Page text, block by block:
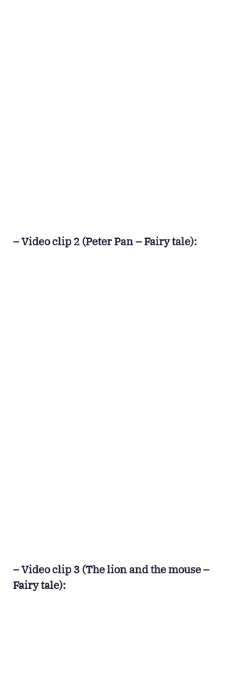
– Video clip 2 (Peter Pan – Fairy tale):
– Video clip 3 (The lion and the mouse –
Fairy tale):